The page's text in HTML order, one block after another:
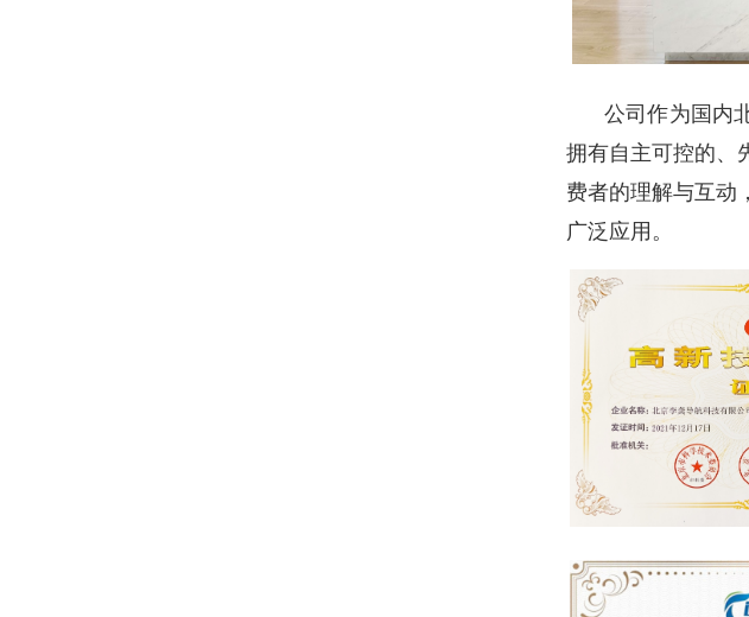
公司作为国内
拥有自主可控的、
费者的理解与互动
广泛应用。